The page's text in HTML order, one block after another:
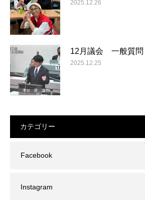
2025.12.26
12月議会 一般質問
2025.12.25
カテゴリー
Facebook
Instagram